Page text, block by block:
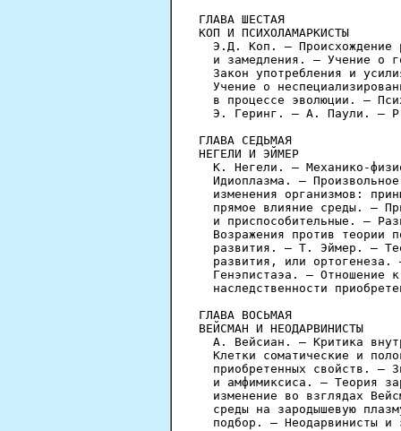
ГЛАВА ШЕСТАЯ
КОП И ПСИХОЛАМАРКИСТЫ
Э.Д. Коп. — Происхождение
и замедления. — Учение о
Закон употребления и
Учение о
в процессе эволюции. —
Э. Геринг. — А. Паули. —
ГЛАВА СЕДЬМАЯ
НЕГЕЛИ И ЭЙМЕР
К. Негели. — Механико-
Идиоплазма. —
изменения организмов:
прямое влияние среды. —
и приспособительные. —
Возражения против теории
развития. — Т. Эймер. —
развития, или ортогенеза.
Генэпистаэа. — Отношение
наследственности
ГЛАВА ВОСЬМАЯ
ВЕЙСМАН И НЕОДАРВИНИСТЫ
А. Вейсиан. — Критика
Клетки соматические и
приобретенных свойств. —
и амфимиксиса. — Теория
изменение во взглядах
среды на зародышевую
подбор. — Неодарвинисты и